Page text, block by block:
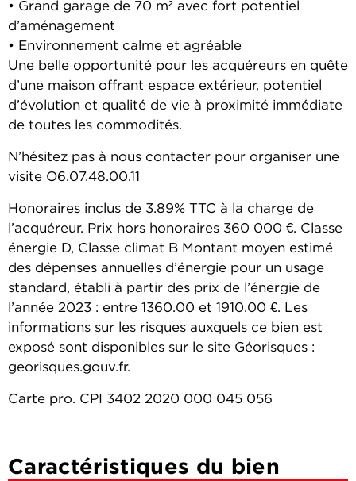
• Grand garage de 70 m² avec fort potentiel
d’aménagement
• Environnement calme et agréable
Une belle opportunité pour les acquéreurs en quête
d’une maison offrant espace extérieur, potentiel
d’évolution et qualité de vie à proximité immédiate
de toutes les commodités.
N’hésitez pas à nous contacter pour organiser une
visite O6.07.48.00.11
Honoraires inclus de 3.89% TTC à la charge de
l’acquéreur. Prix hors honoraires 360 000 €. Classe
énergie D, Classe climat B Montant moyen estimé
des dépenses annuelles d’énergie pour un usage
standard, établi à partir des prix de l’énergie de
l’année 2023 : entre 1360.00 et 1910.00 €. Les
informations sur les risques auxquels ce bien est
exposé sont disponibles sur le site Géorisques :
georisques.gouv.fr.
Carte pro. CPI 3402 2020 000 045 056
Caractéristiques du bien